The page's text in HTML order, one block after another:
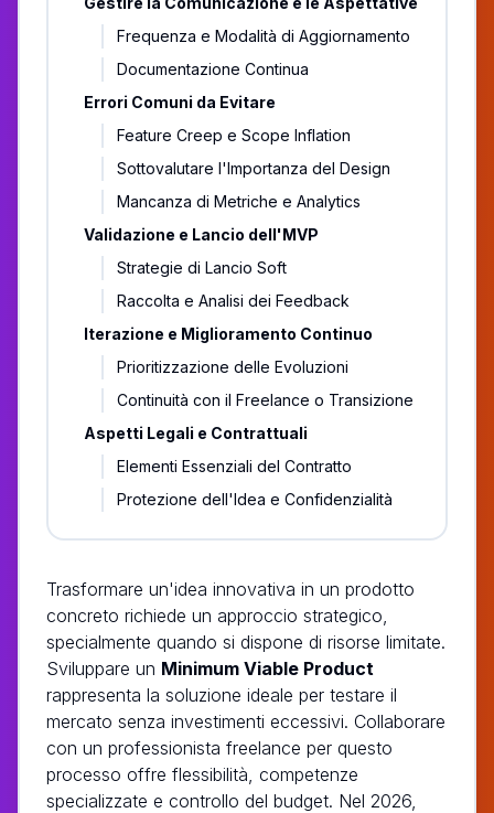
Frequenza e Modalità di Aggiornamento
Documentazione Continua
Errori Comuni da Evitare
Feature Creep e Scope Inflation
Sottovalutare l'Importanza del Design
Mancanza di Metriche e Analytics
Validazione e Lancio dell'MVP
Strategie di Lancio Soft
Raccolta e Analisi dei Feedback
Iterazione e Miglioramento Continuo
Prioritizzazione delle Evoluzioni
Continuità con il Freelance o Transizione
Aspetti Legali e Contrattuali
Elementi Essenziali del Contratto
Protezione dell'Idea e Confidenzialità
Trasformare un'idea innovativa in un prodotto
concreto richiede un approccio strategico,
specialmente quando si dispone di risorse limitate.
Sviluppare un Minimum Viable Product
rappresenta la soluzione ideale per testare il
mercato senza investimenti eccessivi. Collaborare
con un professionista freelance per questo
processo offre flessibilità, competenze
specializzate e controllo del budget. Nel 2026,